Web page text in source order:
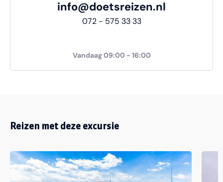
info@doetsreizen.nl
072 - 575 33 33
Vandaag 09:00 - 16:00
Reizen met deze excursie